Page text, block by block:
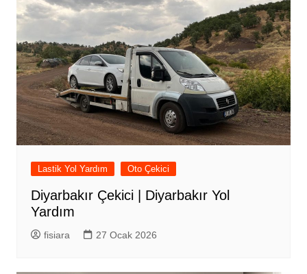
Lastik Yol Yardım Oto Çekici
Diyarbakır Çekici | Diyarbakır Yol
Yardım
fisiara 27 Ocak 2026